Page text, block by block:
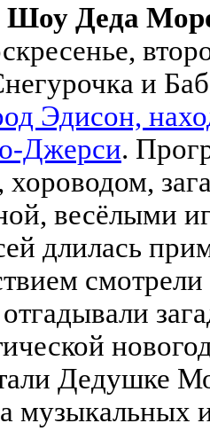
Шоу Деда
и
Эдисон,
Джерси.
хороводом,
весёлыми
длилась
Дедушке
музыкальных